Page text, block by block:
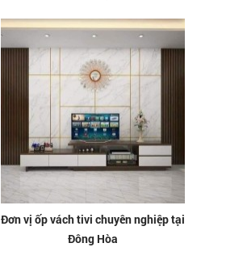
Đơn vị ốp vách tivi chuyên nghiệp tại
Đông Hòa